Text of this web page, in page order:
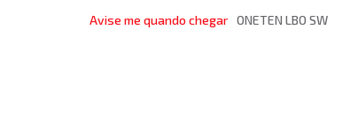
Avise me quando chegar ONETEN LBO SW